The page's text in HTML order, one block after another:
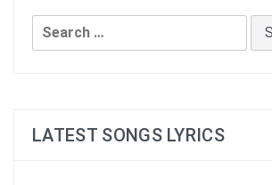
Search
for:
LATEST SONGS LYRICS